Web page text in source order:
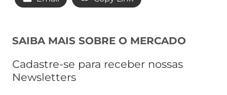
SAIBA MAIS SOBRE O MERCADO
Cadastre-se para receber nossas
Newsletters